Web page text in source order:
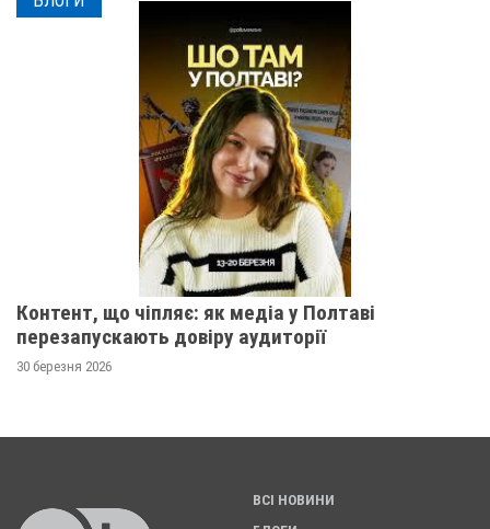
Контент, що чіпляє: як медіа у Полтаві
перезапускають довіру аудиторії
30 березня 2026
ВСІ НОВИНИ